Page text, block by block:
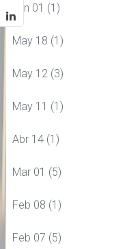
Jun 01 (1)
May 18 (1)
May 12(3)
May 11 (1)
Abr 14(1)
Mar 01 (5)
Feb 08 (1)
Feb 07 (5)